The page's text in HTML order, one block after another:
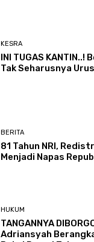
KESRA
INI TUGAS KANTIN..!
Tak Seharusnya
BERITA
81 Tahun NRI,
Menjadi Napas
HUKUM
TANGANNYA
Adriansyah